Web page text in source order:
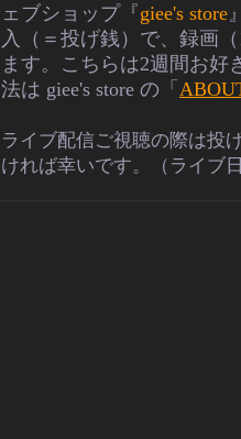
ェブショップ『giee's store
入（＝投げ銭）で、録画
ます。 こちらは2週間お好
法は giee's store の「
ライブ配信ご視聴の際は投
ければ幸いです。（ライブ